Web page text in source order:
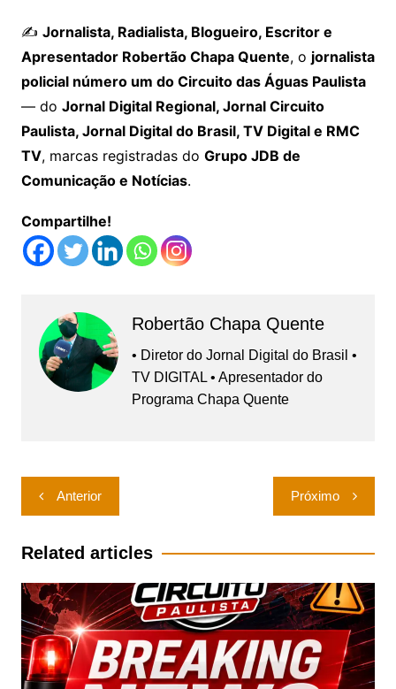
✍️ Jornalista, Radialista, Blogueiro, Escritor e
Apresentador Robertão Chapa Quente, o jornalista
policial número um do Circuito das Águas Paulista
— do Jornal Digital Regional, Jornal Circuito
Paulista, Jornal Digital do Brasil, TV Digital e RMC
TV, marcas registradas do Grupo JDB de
Comunicação e Notícias.
Compartilhe!
Robertão Chapa Quente
• Diretor do Jornal Digital do Brasil •
TV DIGITAL • Apresentador do
Programa Chapa Quente
Navegação
de
Post
Anterior Próximo
Related articles